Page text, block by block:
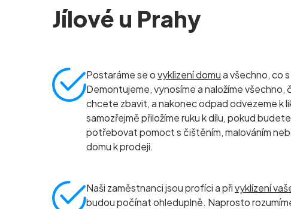
Jílové u Prahy
Postaráme se ovyklizení domua všechno, co
Demontujeme, vynosíme a naložíme všechno,
chcete zbavit, a nakonec odpad odvezeme k
samozřejmě přiložíme ruku k dílu, pokud
potřebovat pomoct s čištěním, malováním
domu k prodeji.
Naši zaměstnanci jsou profíci a přivyklízení
budou počínat ohleduplně. Naprosto